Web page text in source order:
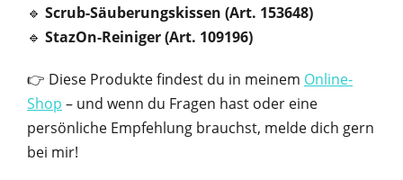
🔹 Scrub-Säuberungskissen (Art. 153648)
🔹 StazOn-Reiniger (Art. 109196)
👉 Diese Produkte findest du in meinem Online-
Shop – und wenn du Fragen hast oder eine
persönliche Empfehlung brauchst, melde dich gern
bei mir!